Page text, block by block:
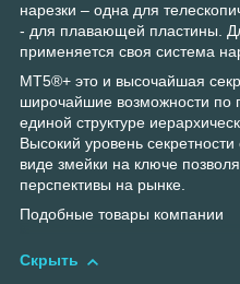
нарезки – одна для
- для плавающей пластины.
применяется своя система
MT5®+ это и высочайшая
широчайшие возможности
единой структуре
Высокий уровень
виде змейки на ключе
перспективы на рынке.
Подобные товары компании
Скрыть